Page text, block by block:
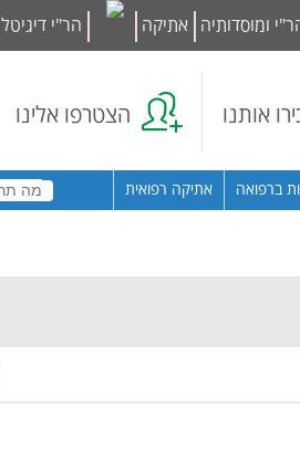
ומוסדותיה אתיקה הר"י דיגיטל
אותנו הצטרפו אלינו
ברפואה אתיקה רפואית